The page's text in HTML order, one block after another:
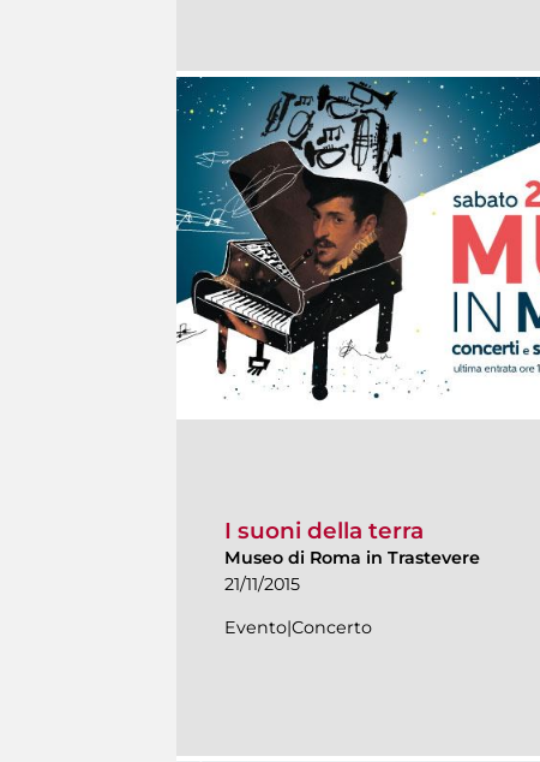
I suoni della terra
Museo di Roma in Trastevere
21/11/2015
Evento|Concerto